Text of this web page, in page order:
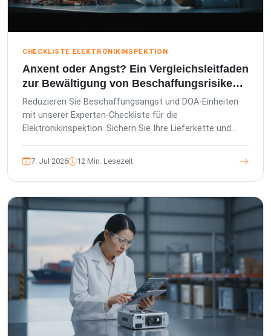
CHECKLISTE ELEKTRONIKINSPEKTION
Anxent oder Angst? Ein Vergleichsleitfaden
zur Bewältigung von Beschaffungsrisiken
für Elektronik
Reduzieren Sie Beschaffungsangst und DOA-Einheiten
mit unserer Experten-Checkliste für die
Elektronikinspektion. Sichern Sie Ihre Lieferkette und
7. Jul 2026 12 Min. Lesezeit